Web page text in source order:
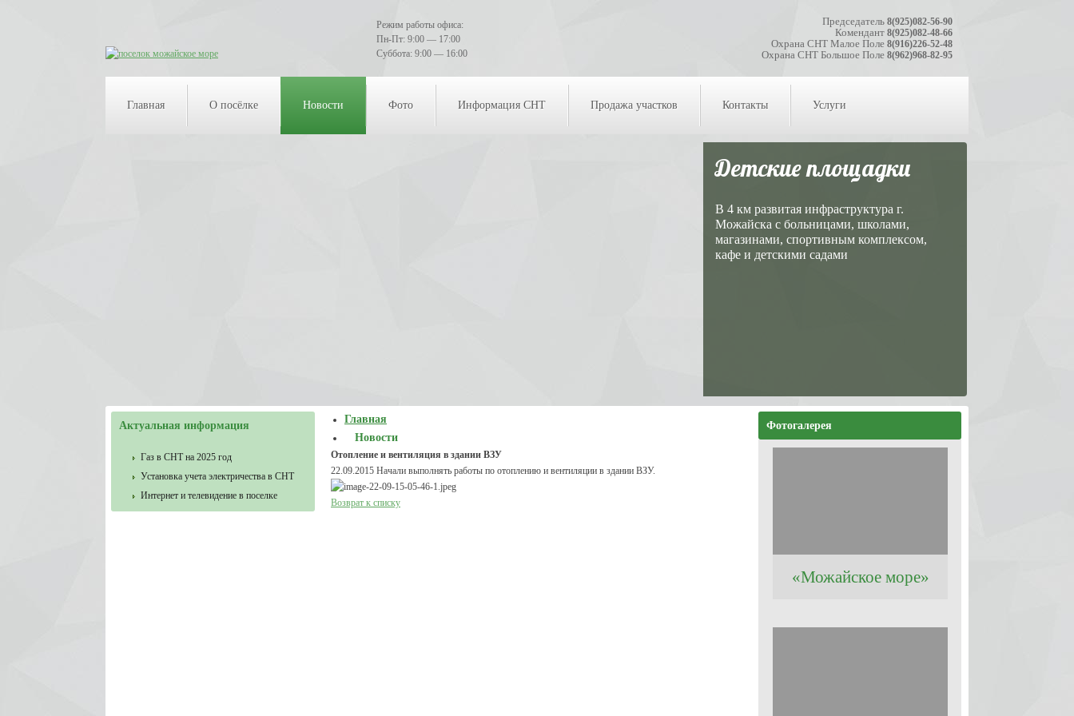
Режим работы офиса:
Пн-Пт: 9:00 — 17:00
Суббота: 9:00 — 16:00
Председатель 8(925)082-56-90
Комендант 8(925)082-48-66
Охрана СНТ Малое Поле 8(916)226-52-48
Охрана СНТ Большое Поле 8(962)968-82-95
Главная О посёлке Новости Фото Информация СНТ Продажа участков Контакты Услуги
Детские площадки
В 4 км развитая инфраструктура г.
Можайска с больницами, школами,
магазинами, спортивным комплексом,
кафе и детскими садами
Актуальная информация
Газ в СНТ на 2025 год
Установка учета электричества в СНТ
Интернет и телевидение в поселке
Главная
Новости
Отопление и вентиляция в здании ВЗУ
22.09.2015 Начали выполнять работы по отоплению и вентиляции в здании ВЗУ.
Возврат к списку
Фотогалерея
«Можайское море»